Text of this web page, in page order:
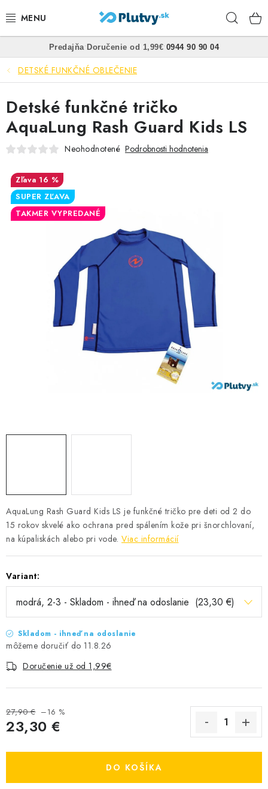
na
PLÁVANIE
ŠNORCHLOVANIE
FREEDIVING
SPEARFISHING
POTÁPANIE
OBLEČENIE
VŠETKO PRE DETI
HRAČKY DO VODY
PODVODNÉ SKÚTRE
Predajňa• Doručenie od 1,99€• 0944 90 90 04
DETSKÉ FUNKČNÉ OBLEČENIE
AquaLung Rash Guard Kids LS je funkčné tričko pre deti od 2 do
15 rokov skvelé ako ochrana pred spálením kože pri šnorchlovaní,
na kúpaliskách alebo pri vode. Viac informácií
Variant:
Skladom - ihneď na odoslanie
11.8.26
Doručenie už od 1,99€
27,90 € –16 %
23,30 €
DO KOŠÍKA
Detské funkčné tričko
AquaLung Rash Guard Kids LS
Neohodnotené Podrobnosti hodnotenia
16 %
SUPER ZĽAVA
TAKMER VYPREDANÉ